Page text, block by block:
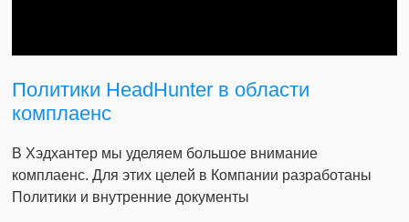
Политики HeadHunter в области
комплаенс
В Хэдхантер мы уделяем большое внимание
комплаенс. Для этих целей в Компании разработаны
Политики и внутренние документы